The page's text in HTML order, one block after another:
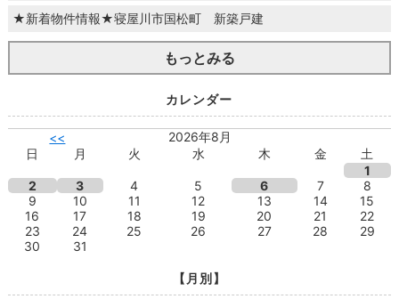
★新着物件情報★寝屋川市国松町 新築戸建
もっとみる
カレンダー
<<
2026年8月
日
月 火 水 木 金
土
1
2
3 4 5 6 7
8
9
10 11 12 13 14
15
16
17 18 19 20 21
22
23
24 25 26 27 28
29
30
31
【月別】